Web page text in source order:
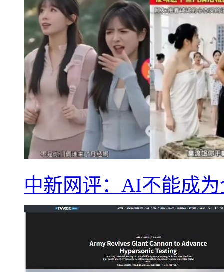
中新网评：AI不能成